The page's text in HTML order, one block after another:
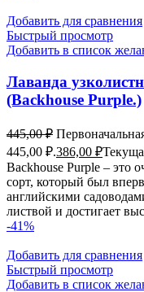
Добавить для сравнения
Быстрый просмотр
Добавить в список
Лаванда
(Backhouse Purple.)
445,00₽
445,00 ₽.386,00 ₽
Backhouse Purple – это
сорт, который был
английскими
листвой и достигает
-41%
Добавить для сравнения
Быстрый просмотр
Добавить в список